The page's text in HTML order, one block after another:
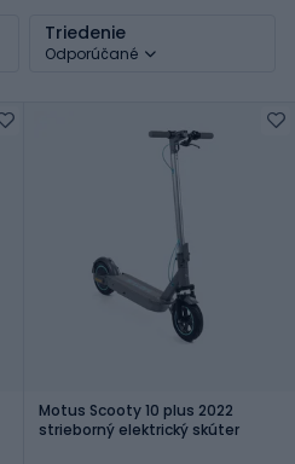
Triedenie
Odporúčané
Motus Scooty 10 plus 2022
strieborný elektrický skúter